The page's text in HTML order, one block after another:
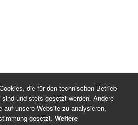
die für den technischen Betrieb
und stets gesetzt werden. Andere
auf unsere Website zu analysieren,
gesetzt. Weitere